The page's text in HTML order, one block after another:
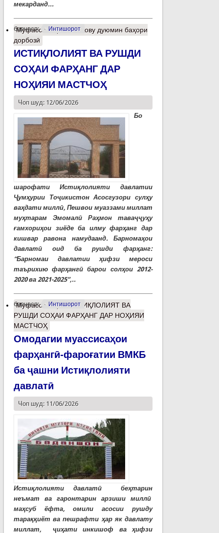
мекарданд...
барчасп: Интишорот
Муфассалтаро Панҷову дуюмин баҳори
дорбозӣ
ИСТИҚЛОЛИЯТ ВА РУШДИ
СОҲАИ ФАРҲАНГ ДАР
НОҲИЯИ МАСТЧОҲ
Чоп шуд: 12/06/2026
Бо
шарофати Истиқлолияти давлатии
Ҷумҳурии Тоҷикистон Асосгузори сулҳу
ваҳдати миллӣ, Пешвои муаззами миллат
муҳтарам Эмомалӣ Раҳмон таваҷҷуҳу
ғамхориҳои зиёде ба илму фарҳанг дар
кишвар равона намудаанд. Барномаҳои
давлатӣ оид ба рушди фарҳанг:
“Барномаи давлатии ҳифзи мероси
таърихию фарҳангӣ барои солҳои 2012-
2020 ва 2021-2025”,..
барчасп: Интишорот
Муфассалтаро ИСТИҚЛОЛИЯТ ВА
РУШДИ СОҲАИ ФАРҲАНГ ДАР НОҲИЯИ
МАСТЧОҲ
Омодагии муассисаҳои
фарҳангӣ-фароғатии ВМКБ
ба ҷашни Истиқлолияти
давлатӣ
Чоп шуд: 11/06/2026
Истиқлолияти давлатӣ беҳтарин
неъмат ва гаронтарин арзиши миллӣ
маҳсуб ёфта, омили асосии рушду
тараққиёт ва пешрафти ҳар як давлату
миллат, ҷиҳати инкишоф ва ҳифзи